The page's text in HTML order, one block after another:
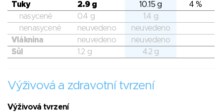
Tuky
2.9 g 10.15 g
4 %
nasycené
0.4 g
1.4 g
nenasycené
neuvedeno
neuvedeno
Vláknina
neuvedeno
neuvedeno
Sůl
1.2 g 4.2 g
Výživová a zdravotní tvrzení
Výživová tvrzení